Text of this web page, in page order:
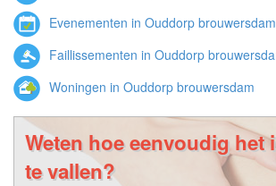
Evenementen in Ouddorp brouwersdam
Faillissementen in Ouddorp
Woningen in Ouddorp brouwersdam
Weten hoe eenvoudig het
te vallen?